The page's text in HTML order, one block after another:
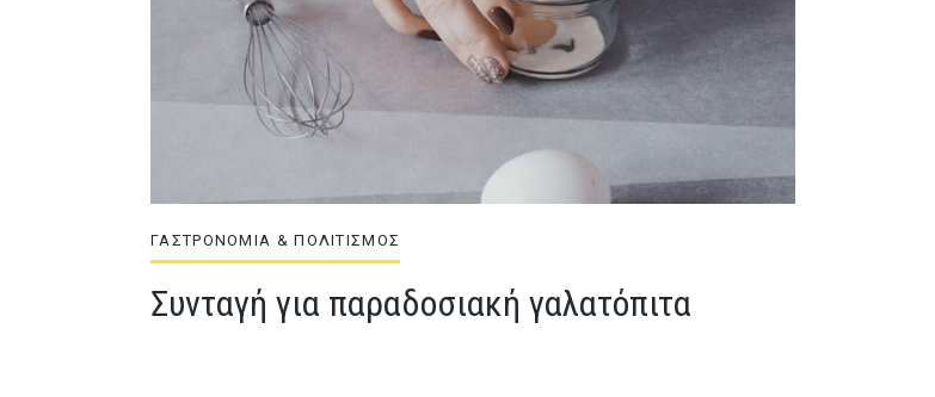
ΓΑΣΤΡΟΝΟΜΙΑ & ΠΟΛΙΤΙΣΜΟΣ
Συνταγή για παραδοσιακή γαλατόπιτα